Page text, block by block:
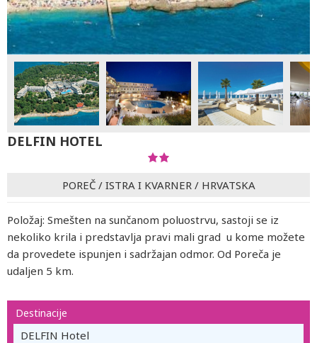
DELFIN HOTEL
POREČ/ ISTRA I KVARNER / HRVATSKA
Položaj: Smešten na sunčanom poluostrvu, sastoji se iz
nekoliko krila i predstavlja pravi mali grad u kome možete
da provedete ispunjen i sadržajan odmor. Od Poreča je
udaljen 5 km.
Destinacije
DELFIN Hotel